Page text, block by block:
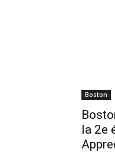
Boston
la 2e